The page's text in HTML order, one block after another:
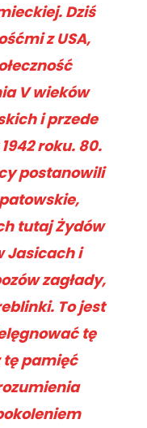
Dziś
z USA,
V wieków
i przede
roku. 80.
postanowili
tutaj Żydów
Jasicach i
zagłady,
To jest
tę
tę pamięć